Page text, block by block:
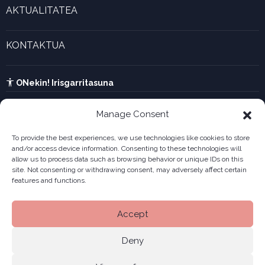
Manage Consent
To provide the best experiences, we use technologies like cookies to store
and/or access device information. Consenting to these technologies will
allow us to process data such as browsing behavior or unique IDs on this
site. Not consenting or withdrawing consent, may adversely affect certain
features and functions.
Accept
Deny
UTA kalkulagailua
AKTUALITATEA
KONTAKTUA
ONekin! Irisgarritasuna